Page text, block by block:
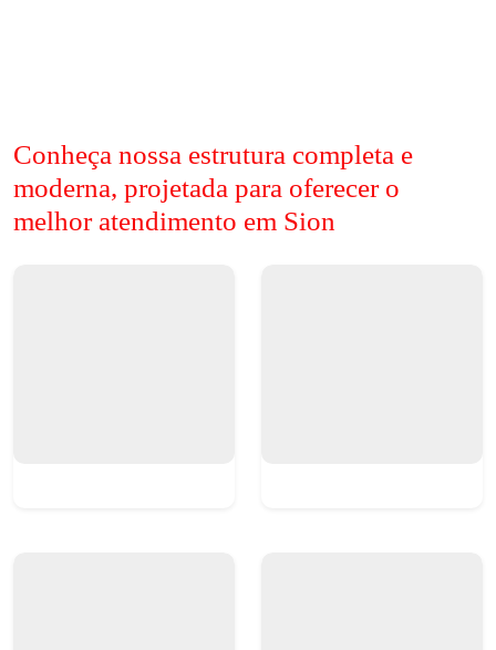
Conheça nossa estrutura completa e
moderna, projetada para oferecer o
melhor atendimento em Sion